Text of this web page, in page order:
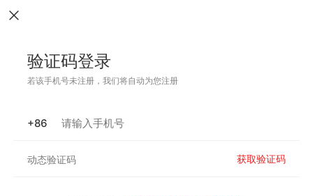
验证码登录
若该手机号未注册，我们将自动为您注册
+86
获取验证码